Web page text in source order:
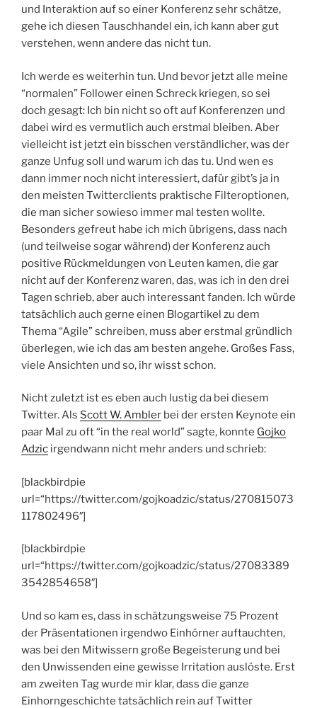
und Interaktion auf so einer Konferenz sehr schätze,
gehe ich diesen Tauschhandel ein, ich kann aber gut
verstehen, wenn andere das nicht tun.
Ich werde es weiterhin tun. Und bevor jetzt alle meine
“normalen” Follower einen Schreck kriegen, so sei
doch gesagt: Ich bin nicht so oft auf Konferenzen und
dabei wird es vermutlich auch erstmal bleiben. Aber
vielleicht ist jetzt ein bisschen verständlicher, was der
ganze Unfug soll und warum ich das tu. Und wen es
dann immer noch nicht interessiert, dafür gibt’s ja in
den meisten Twitterclients praktische Filteroptionen,
die man sicher sowieso immer mal testen wollte.
Besonders gefreut habe ich mich übrigens, dass nach
(und teilweise sogar während) der Konferenz auch
positive Rückmeldungen von Leuten kamen, die gar
nicht auf der Konferenz waren, das, was ich in den drei
Tagen schrieb, aber auch interessant fanden. Ich würde
tatsächlich auch gerne einen Blogartikel zu dem
Thema “Agile” schreiben, muss aber erstmal gründlich
überlegen, wie ich das am besten angehe. Großes Fass,
viele Ansichten und so, ihr wisst schon.
Nicht zuletzt ist es eben auch lustig da bei diesem
Twitter. Als Scott W. Ambler bei der ersten Keynote ein
paar Mal zu oft “in the real world” sagte, konnte Gojko
Adzic irgendwann nicht mehr anders und schrieb:
[blackbirdpie
url=“https://twitter.com/gojkoadzic/status/270815073
117802496″]
[blackbirdpie
url=“https://twitter.com/gojkoadzic/status/27083389
3542854658″]
Und so kam es, dass in schätzungsweise 75 Prozent
der Präsentationen irgendwo Einhörner auftauchten,
was bei den Mitwissern große Begeisterung und bei
den Unwissenden eine gewisse Irritation auslöste. Erst
am zweiten Tag wurde mir klar, dass die ganze
Einhorngeschichte tatsächlich rein auf Twitter